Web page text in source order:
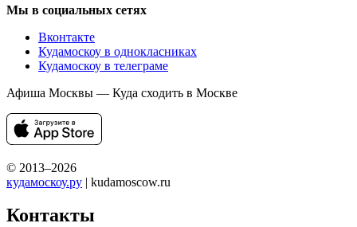
Мы в социальных сетях
Вконтакте
Кудамоскоу в однокласниках
Кудамоскоу в телеграме
Афиша Москвы — Куда сходить в Москве
© 2013–2026
кудамоскоу.ру | kudamoscow.ru
Контакты